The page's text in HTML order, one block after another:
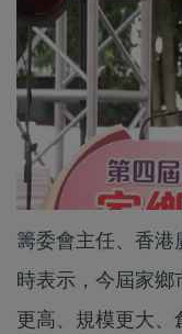
籌委會主任、香港
時表示，今屆家鄉
更高、規模更大、